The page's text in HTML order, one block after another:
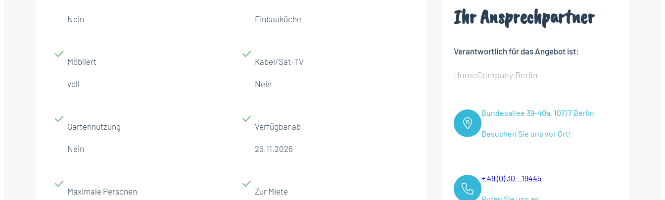
Nein Einbauküche
Möbliert
voll
Kabel/Sat-TV
Nein
Gartennutzung
Nein
Verfügbar ab
25.11.2026
Maximale Personen Zur Miete
Ihr Ansprechpartner
Verantwortlich für das Angebot ist:
HomeCompany Berlin
Bundesallee 39-40a, 10717 Berlin
Besuchen Sie uns vor Ort!
+ 49 (0) 30 – 19445